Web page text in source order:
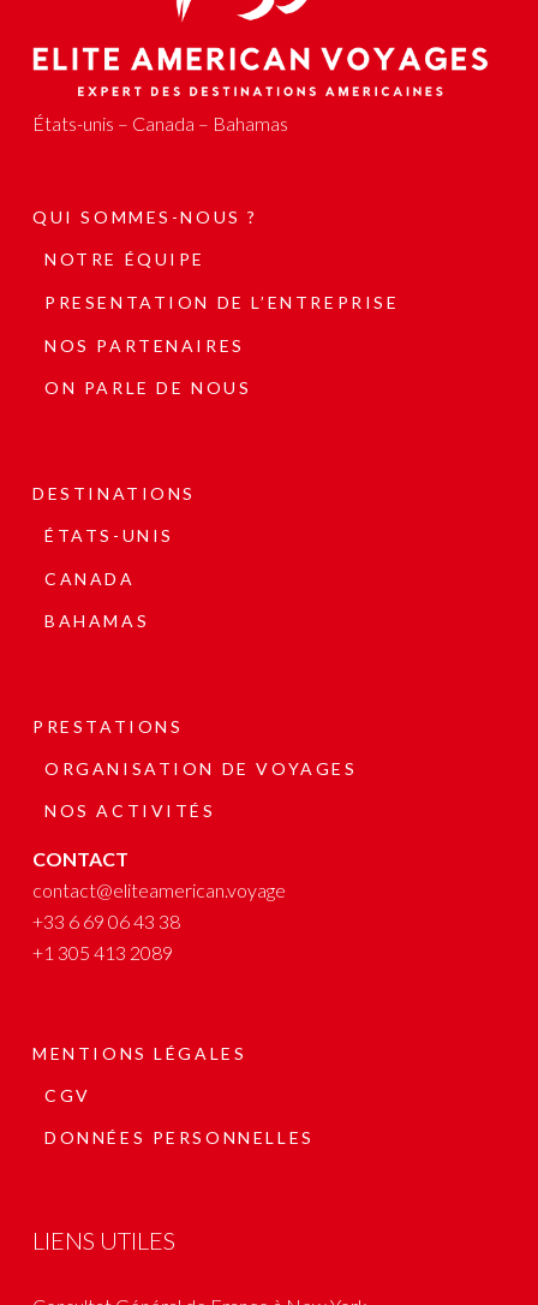
États-unis – Canada – Bahamas
QUI SOMMES-NOUS ?
NOTRE ÉQUIPE
PRESENTATION DE L’ENTREPRISE
NOS PARTENAIRES
ON PARLE DE NOUS
DESTINATIONS
ÉTATS-UNIS
CANADA
BAHAMAS
PRESTATIONS
ORGANISATION DE VOYAGES
NOS ACTIVITÉS
CONTACT
contact@eliteamerican.voyage
+33 6 69 06 43 38
+1 305 413 2089
MENTIONS LÉGALES
CGV
DONNÉES PERSONNELLES
LIENS UTILES